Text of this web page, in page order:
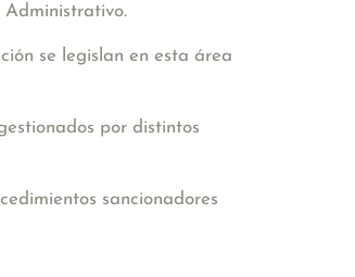
Administrativo.
se legislan en esta área
por distintos
sancionadores